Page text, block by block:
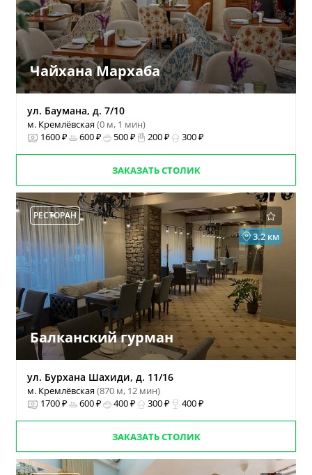
Чайхана Мархаба
ул. Баумана, д. 7/10
м. Кремлёвская(0 м, 1 мин)
1600 ₽
600 ₽ 500 ₽ 200 ₽ 300 ₽
ЗАКАЗАТЬ СТОЛИК
РЕСТОРАН
3.2 км
Балканский гурман
ул. Бурхана Шахиди, д. 11/16
м. Кремлёвская(870 м, 12 мин)
1700 ₽
600 ₽ 400 ₽ 300 ₽ 400 ₽
ЗАКАЗАТЬ СТОЛИК